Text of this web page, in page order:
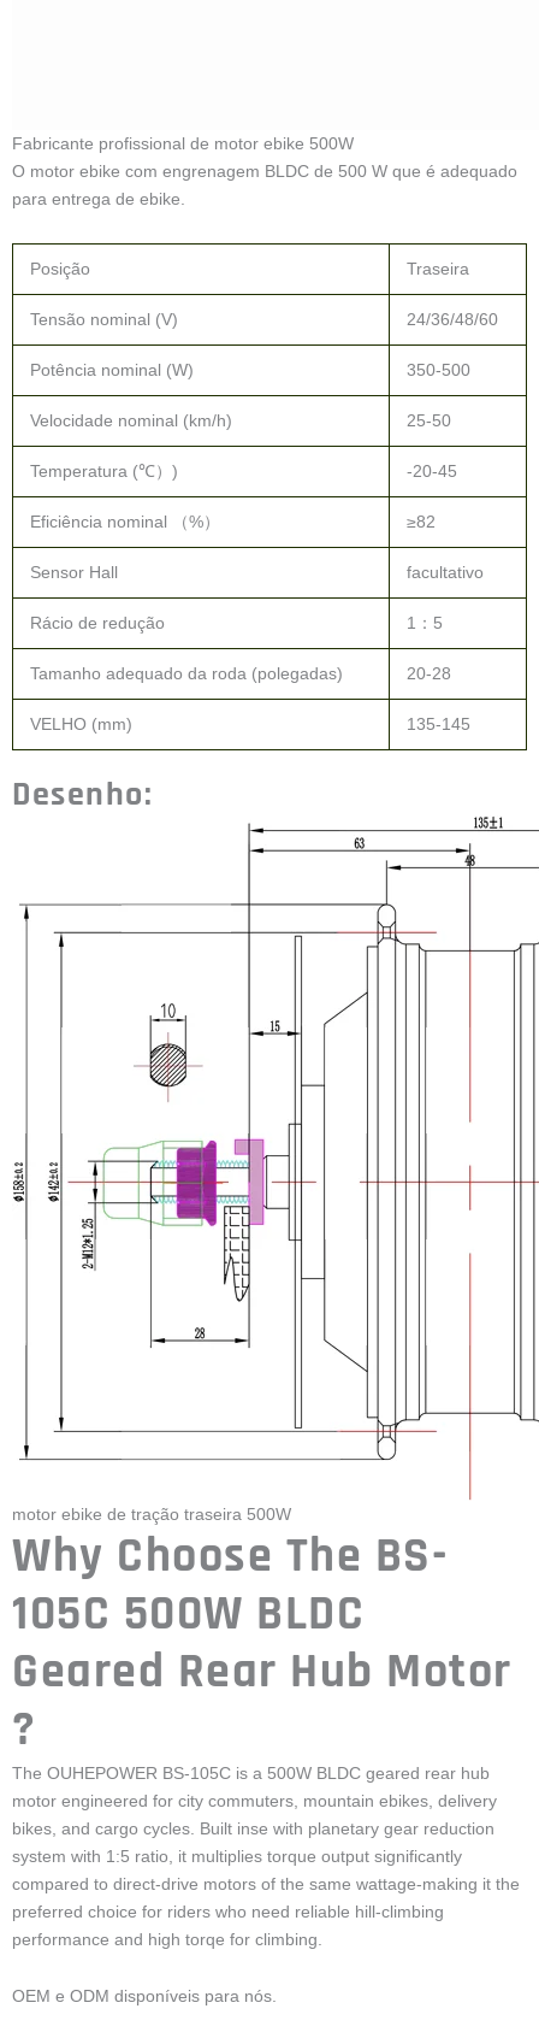
Desenho:
motor ebike de tração traseira 500W
Why Choose The BS-
105C 500W BLDC
Geared Rear Hub Motor
?
The OUHEPOWER BS-105C is a 500W BLDC geared rear hub
motor engineered for city commuters, mountain ebikes, delivery
bikes, and cargo cycles. Built inse with planetary gear reduction
system with 1:5 ratio, it multiplies torque output significantly
compared to direct-drive motors of the same wattage-making it the
performance and high torqe for climbing.
OEM e ODM disponíveis para nós.
Motor ebike para neve de 500 W e motor
ebike para pneus grossos de 750 W.
Se você tiver requisitos especiais, podemos fazer o design para
você.
Motor de 500W para bicicletas